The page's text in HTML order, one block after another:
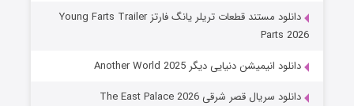
دانلود مستند قطعات تریلر یانگ فارتز Young Farts Trailer
Parts 2026
دانلود انیمیشن دنیایی دیگر Another World 2025
دانلود سریال قصر شرقی The East Palace 2026